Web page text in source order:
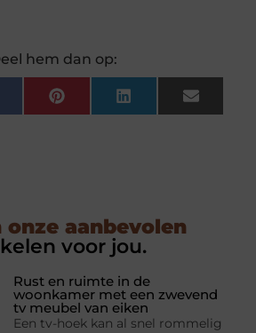
hem dan op:
PinterestLinkedInEmail
onze aanbevolen
voor jou.
Rust en ruimte in de
woonkamer met een zwevend
tv meubel van eiken
Een tv-hoek kan al snel rommelig